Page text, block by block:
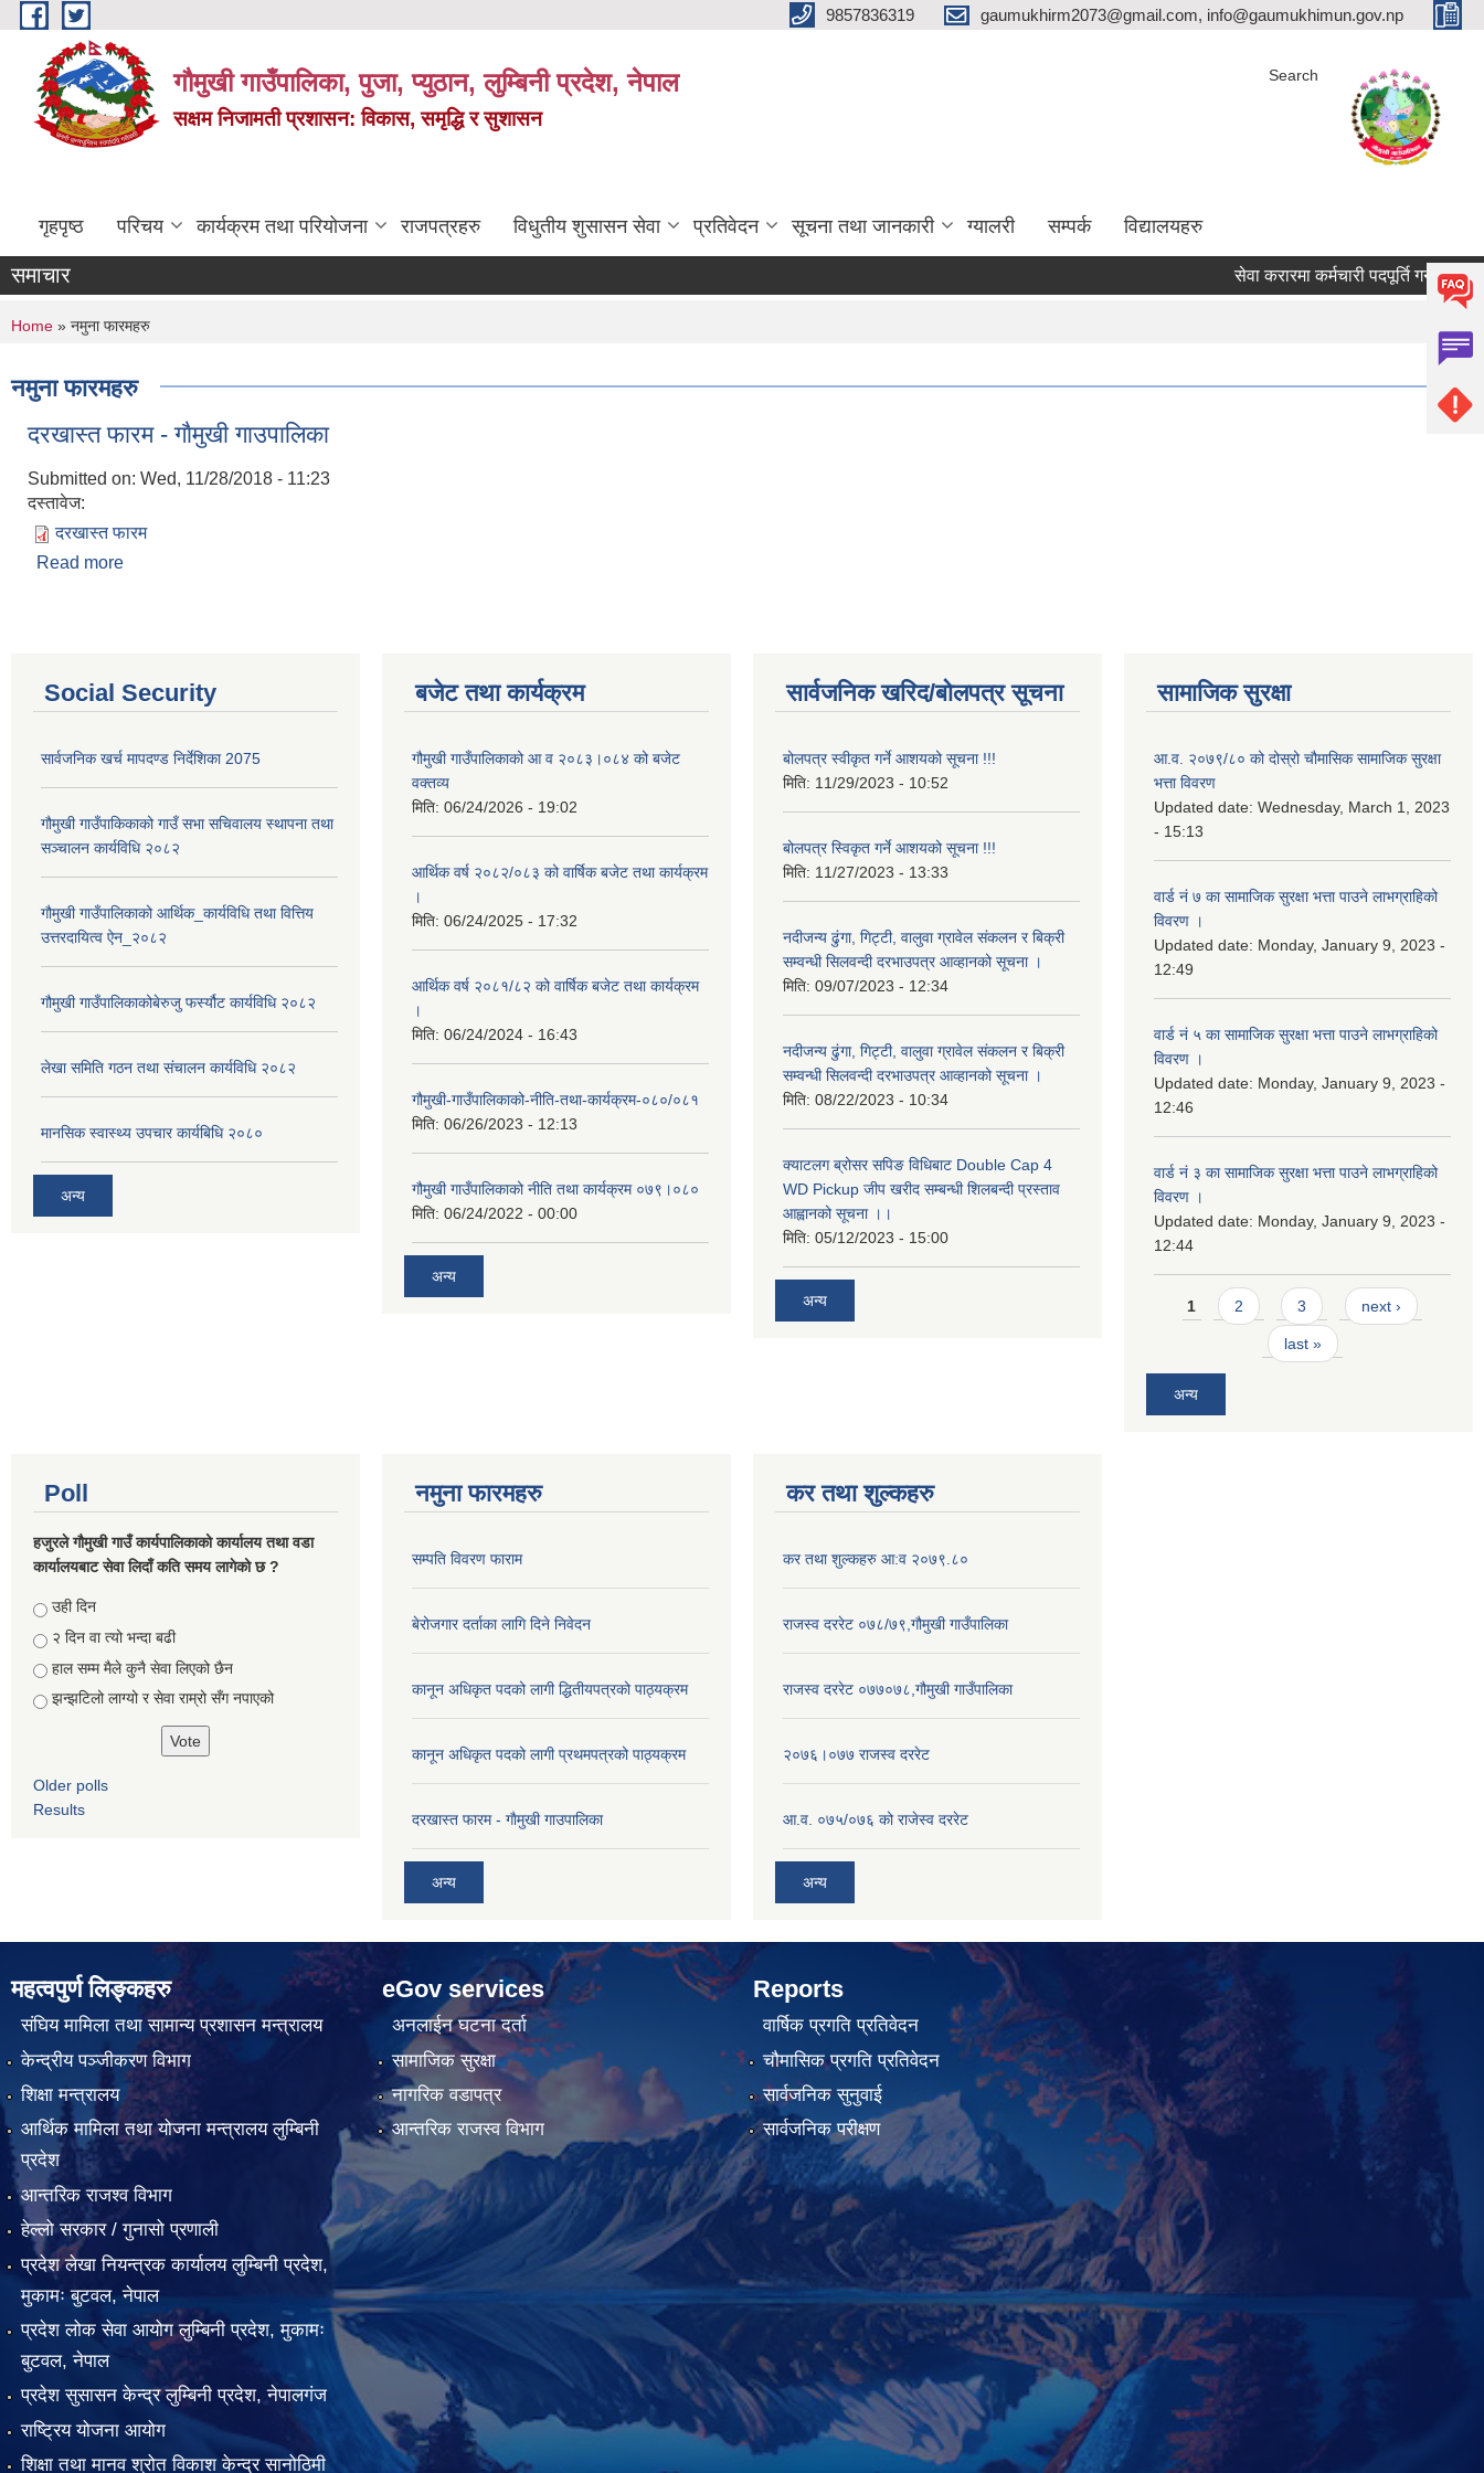
Skip to main content 9857836319 gaumukhirm2073@gmail.com, info@gaumukhimun.gov.np
गौमुखी गाउँपालिका, पुजा, प्युठान, लुम्बिनी प्रदेश, नेपाल
सक्षम निजामती प्रशासन: विकास, समृद्धि र सुशासन
Search
गृहपृष्ठ परिचय कार्यक्रम तथा परियोजना राजपत्रहरु विधुतीय शुसासन सेवा प्रतिवेदन सूचना तथा जानकारी ग्यालरी सम्पर्क विद्यालयहरु
समाचार सेवा करारमा कर्मचारी पदपूर्ति गर्ने सम्बन्धी
You are here
Home » नमुना फारमहरु
नमुना फारमहरु
दरखास्त फारम - गाैमुखी गाउपालिका
Submitted on: Wed, 11/28/2018 - 11:23
दस्तावेज:
दरखास्त फारम
Read more
Social Security
सार्वजनिक खर्च मापदण्ड निर्देशिका 2075
गौमुखी गाउँपाकिकाको गाउँ सभा सचिवालय स्थापना तथा
सञ्चालन कार्यविधि २०८२
गौमुखी गाउँपालिकाको आर्थिक_कार्यविधि तथा वित्तिय
उत्तरदायित्व ऐन_२०८२
गौमुखी गाउँपालिकाकोबेरुजु फर्स्यौट कार्यविधि २०८२
लेखा समिति गठन तथा संचालन कार्यविधि २०८२
मानसिक स्वास्थ्य उपचार कार्यबिधि २०८०
अन्य
बजेट तथा कार्यक्रम
गौमुखी गाउँपालिकाको आ व २०८३।०८४ को बजेट
वक्तव्य
मिति: 06/24/2026 - 19:02
आर्थिक वर्ष २०८२/०८३ को वार्षिक बजेट तथा कार्यक्रम
।
मिति: 06/24/2025 - 17:32
आर्थिक वर्ष २०८१/८२ को वार्षिक बजेट तथा कार्यक्रम
।
मिति: 06/24/2024 - 16:43
गौमुखी-गाउँपालिकाको-नीति-तथा-कार्यक्रम-०८०/०८१
मिति: 06/26/2023 - 12:13
गौमुखी गाउँपालिकाको नीति तथा कार्यक्रम ०७९।०८०
मिति: 06/24/2022 - 00:00
अन्य
सार्वजनिक खरिद/बोलपत्र सूचना
बोलपत्र स्वीकृत गर्ने आशयको सूचना !!!
मिति: 11/29/2023 - 10:52
बोलपत्र स्विकृत गर्ने आशयको सूचना !!!
मिति: 11/27/2023 - 13:33
नदीजन्य ढुंगा, गिट्टी, वालुवा ग्रावेल संकलन र बिक्री
सम्वन्धी सिलवन्दी दरभाउपत्र आव्हानको सूचना ।
मिति: 09/07/2023 - 12:34
नदीजन्य ढुंगा, गिट्टी, वालुवा ग्रावेल संकलन र बिक्री
सम्वन्धी सिलवन्दी दरभाउपत्र आव्हानको सूचना ।
मिति: 08/22/2023 - 10:34
क्याटलग ब्रोसर सपिङ विधिबाट Double Cap 4
WD Pickup जीप खरीद सम्बन्धी शिलबन्दी प्रस्ताव
आह्वानको सूचना ।।
मिति: 05/12/2023 - 15:00
अन्य
सामाजिक सुरक्षा
आ.व. २०७९/८० को दोस्रो चौमासिक सामाजिक सुरक्षा
भत्ता विवरण
Updated date: Wednesday, March 1, 2023
- 15:13
वार्ड नं ७ का सामाजिक सुरक्षा भत्ता पाउने लाभग्राहिको
विवरण ।
Updated date: Monday, January 9, 2023 -
12:49
वार्ड नं ५ का सामाजिक सुरक्षा भत्ता पाउने लाभग्राहिको
विवरण ।
Updated date: Monday, January 9, 2023 -
12:46
वार्ड नं ३ का सामाजिक सुरक्षा भत्ता पाउने लाभग्राहिको
विवरण ।
Updated date: Monday, January 9, 2023 -
12:44
Pages
1 2 3 next ›
last »
अन्य
Poll
हजुरले गौमुखी गाउँ कार्यपालिकाको कार्यालय तथा वडा
कार्यालयबाट सेवा लिदाँ कति समय लागेको छ ?
Choices
उही दिन
२ दिन वा त्यो भन्दा बढी
हाल सम्म मैले कुनै सेवा लिएको छैन
झन्झटिलो लाग्यो र सेवा राम्रो सँग नपाएको
Older polls
Results
नमुना फारमहरु
सम्पति विवरण फाराम
बेरोजगार दर्ताका लागि दिने निवेदन
कानून अधिकृत पदको लागी द्धितीयपत्रको पाठ्यक्रम
कानून अधिकृत पदको लागी प्रथमपत्रको पाठ्यक्रम
दरखास्त फारम - गाैमुखी गाउपालिका
अन्य
कर तथा शुल्कहरु
कर तथा शुल्कहरु आ:व २०७९.८०
राजस्व दररेट ०७८/७९,गौमुखी गाउँपालिका
राजस्व दररेट ०७७०७८,गौमुखी गाउँपालिका
२०७६।०७७ राजस्व दररेट
आ.व. ०७५/०७६ को राजेस्व दररेट
अन्य
महत्वपुर्ण लिङ्कहरु
संघिय मामिला तथा सामान्य प्रशासन मन्त्रालय
केन्द्रीय पञ्जीकरण विभाग
शिक्षा मन्त्रालय
आर्थिक मामिला तथा योजना मन्त्रालय लुम्बिनी
प्रदेश
आन्तरिक राजश्व विभाग
हेल्लो सरकार / गुनासो प्रणाली
प्रदेश लेखा नियन्त्रक कार्यालय लुम्बिनी प्रदेश,
मुकामः बुटवल, नेपाल
प्रदेश लोक सेवा आयोग लुम्बिनी प्रदेश, मुकामः
बुटवल, नेपाल
प्रदेश सुसासन केन्द्र लुम्बिनी प्रदेश, नेपालगंज
राष्ट्रिय योजना आयोग
शिक्षा तथा मानव श्रोत विकाश केन्द्र सानोठिमी
eGov services
अनलाईन घटना दर्ता
सामाजिक सुरक्षा
नागरिक वडापत्र
आन्तरिक राजस्व विभाग
Reports
वार्षिक प्रगति प्रतिवेदन
चौमासिक प्रगति प्रतिवेदन
सार्वजनिक सुनुवाई
सार्वजनिक परीक्षण